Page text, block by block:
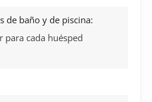
de baño y de piscina:
cada huésped